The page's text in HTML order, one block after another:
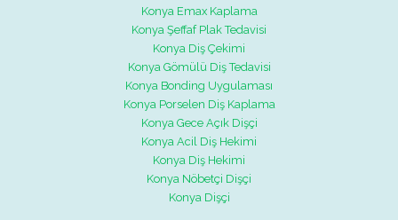
Konya Emax Kaplama
Konya Şeffaf Plak Tedavisi
Konya Diş Çekimi
Konya Gömülü Diş Tedavisi
Konya Bonding Uygulaması
Konya Porselen Diş Kaplama
Konya Gece Açık Dişçi
Konya Acil Diş Hekimi
Konya Diş Hekimi
Konya Nöbetçi Dişçi
Konya Dişçi